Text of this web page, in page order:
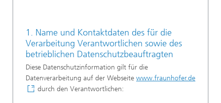
1. Name und Kontaktdaten des für die
Verarbeitung Verantwortlichen sowie des
betrieblichen Datenschutzbeauftragten
Diese Datenschutzinformation gilt für die
Datenverarbeitung auf der Webseite www.fraunhofer.de
durch den Verantwortlichen: